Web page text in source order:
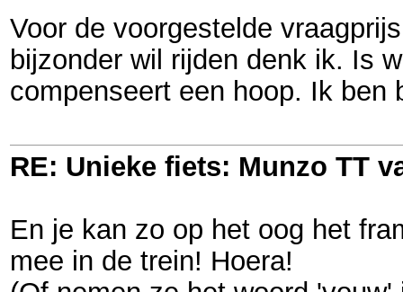
Voor de voorgestelde
bijzonder wil rijden denk ik. Is
compenseert een hoop. Ik ben
RE: Unieke fiets: Munzo TT
En je kan zo op het oog het
mee in de trein! Hoera!